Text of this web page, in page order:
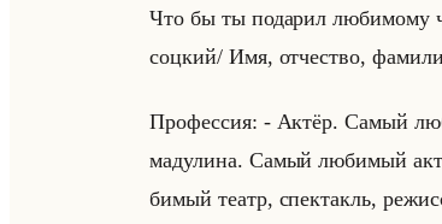
Что бы ты по­да­рил лю­би­мо­му
соц­кий/ Имя, от­че­ство,
Про­фес­сия: - Актёр. Самый
ма­ду­ли­на. Самый лю­би­мый
би­мый театр, спек­такль,